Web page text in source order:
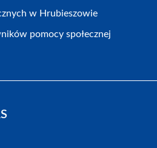
w Hrubieszowie
pomocy społecznej